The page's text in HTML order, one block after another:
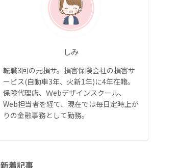
しみ
転職3回の元損サ。損害保険会社の損害サ
ービス(自動車3年、火新1年)に4年在籍。
保険代理店、Ｗebデザインスクール、
Web担当者を経て、現在では毎日定時上が
りの金融事務として勤務。
新着記事